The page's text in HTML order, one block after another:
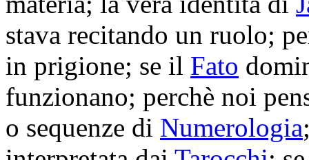
stava recitando un ruolo;
in prigione; se il Fato
funzionano; perchè noi
o sequenze di Numerologia